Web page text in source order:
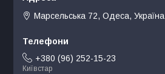
Марсельська 72, Одеса, Україна
+380 (96) 252-15-23
Київстар